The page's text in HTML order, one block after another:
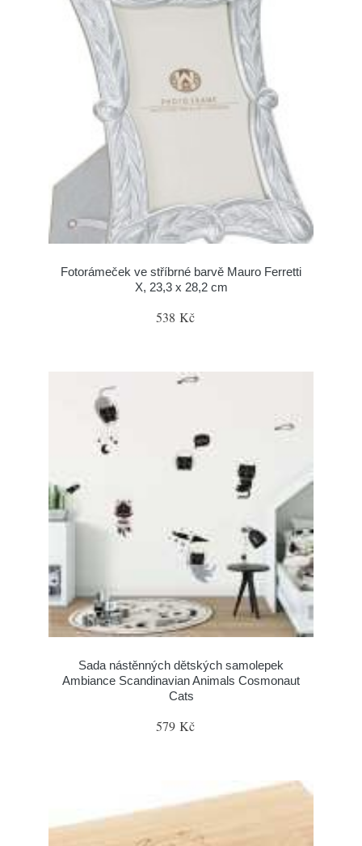
Fotorámeček ve stříbrné barvě Mauro Ferretti
X, 23,3 x 28,2 cm
538 Kč
Sada nástěnných dětských samolepek
Ambiance Scandinavian Animals Cosmonaut
Cats
579 Kč